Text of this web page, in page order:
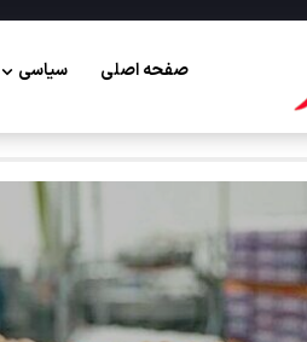
صفحه اصلی سیاسی